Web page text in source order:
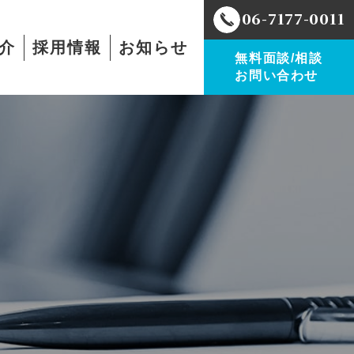
採用情報 お知らせ
06-7177-0011
無料面談/相談
お問い合わせ